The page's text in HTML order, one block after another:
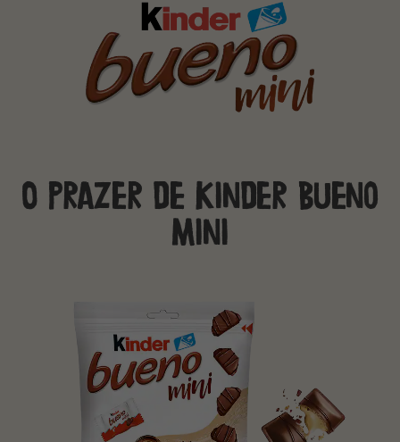
O prazer de Kinder Bueno
Mini